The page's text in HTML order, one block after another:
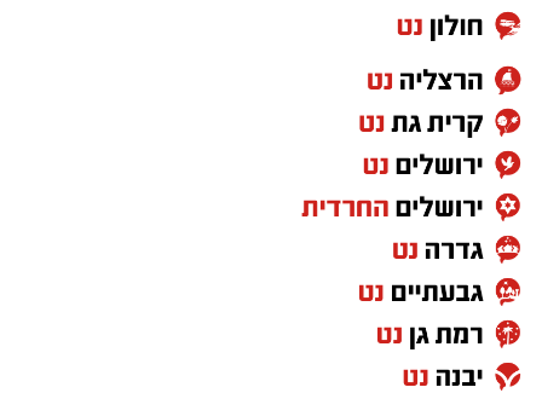
הכוכבים הגדולים בתולדות המוזיקה. העלילה
מביאה אל המסך את המסע האישי והמקצועי,
ההצלחות, הלחצים והרגעים שעיצבו את דמותו של
האמן. הסרט מתמקד גם במחיר התהילה והפרסום.